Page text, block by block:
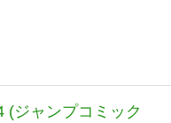
(ジャンプコミック